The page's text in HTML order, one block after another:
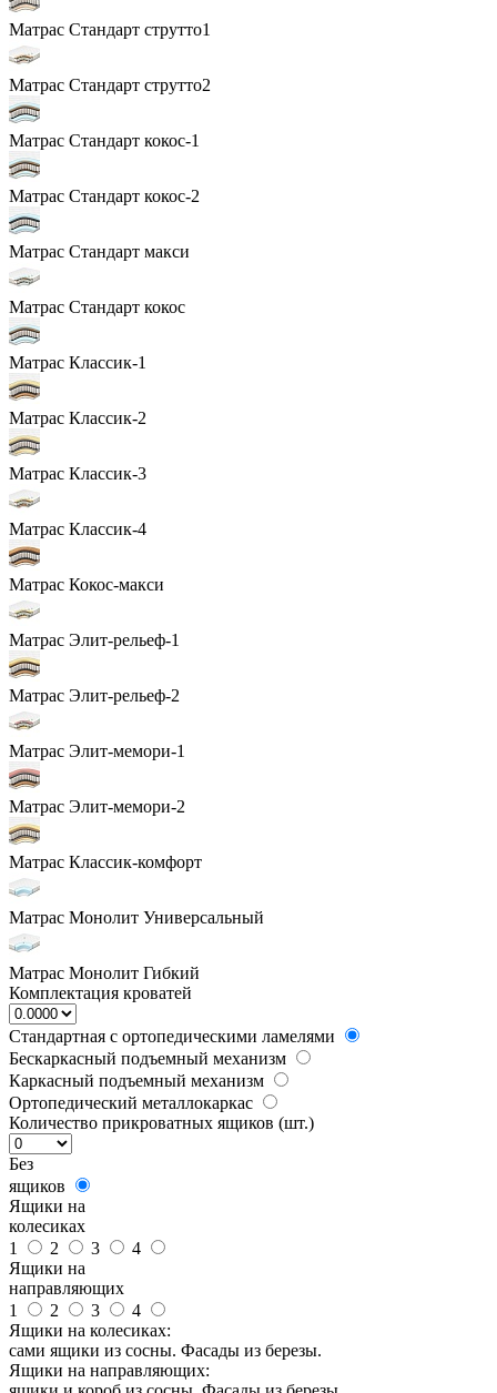
Матрас Стандарт струтто1
Матрас Стандарт струтто2
Матрас Стандарт кокос-1
Матрас Стандарт кокос-2
Матрас Стандарт макси
Матрас Стандарт кокос
Матрас Классик-1
Матрас Классик-2
Матрас Классик-3
Матрас Классик-4
Матрас Кокос-макси
Матрас Элит-рельеф-1
Матрас Элит-рельеф-2
Матрас Элит-мемори-1
Матрас Элит-мемори-2
Матрас Классик-комфорт
Матрас Монолит Универсальный
Матрас Монолит Гибкий
Комплектация кроватей
Стандартная с ортопедическими ламелями
Бескаркасный подъемный механизм
Каркасный подъемный механизм
Ортопедический металлокаркас
Количество прикроватных ящиков (шт.)
Без
ящиков
Ящики на
колесиках
1
2 3
4
Ящики на
направляющих
1
2 3
4
Ящики на колесиках:
сами ящики из сосны. Фасады из березы.
Ящики на направляющих: